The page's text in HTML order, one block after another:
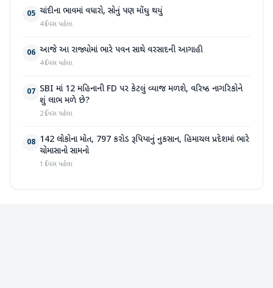
05 ચાંદીના ભાવમાં વધારો, સોનું પણ મોંઘુ થયું
4 દિવસ પહેલા
06 આજે આ રાજ્યોમાં ભારે પવન સાથે વરસાદની આગાહી
4 દિવસ પહેલા
07 SBI માં 12 મહિનાની FD પર કેટલું વ્યાજ મળશે, વરિષ્ઠ નાગરિકોને
શું લાભ મળે છે?
2 દિવસ પહેલા
08 142 લોકોના મોત, 797 કરોડ રૂપિયાનું નુકસાન, હિમાચલ પ્રદેશમાં ભારે
ચોમાસાનો સામનો
1 દિવસ પહેલા